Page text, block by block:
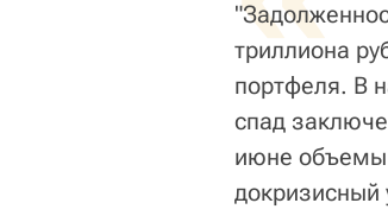
триллиона
портфеля. В
спад
июне объемы
докризисный